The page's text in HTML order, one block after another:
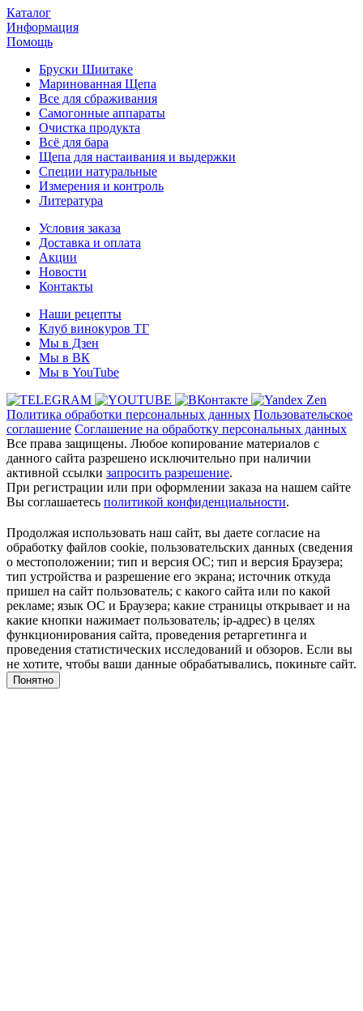
Каталог
Информация
Помощь
Бруски Шиитаке
Маринованная Щепа
Все для сбраживания
Самогонные аппараты
Очистка продукта
Всё для бара
Щепа для настаивания и выдержки
Специи натуральные
Измерения и контроль
Литература
Условия заказа
Доставка и оплата
Акции
Новости
Контакты
Наши рецепты
Клуб винокуров ТГ
Мы в Дзен
Мы в ВК
Мы в YouTube
Политика обработки персональных данных Пользовательское
соглашение Соглашение на обработку персональных данных
Все права защищены. Любое копирование материалов с
данного сайта разрешено исключительно при наличии
активной ссылки запросить разрешение.
При регистрации или при оформлении заказа на нашем сайте
Вы соглашаетесь политикой конфиденциальности.
Продолжая использовать наш сайт, вы даете согласие на
обработку файлов cookie, пользовательских данных (сведения
о местоположении; тип и версия ОС; тип и версия Браузера;
тип устройства и разрешение его экрана; источник откуда
пришел на сайт пользователь; с какого сайта или по какой
рекламе; язык ОС и Браузера; какие страницы открывает и на
какие кнопки нажимает пользователь; ip-адрес) в целях
функционирования сайта, проведения ретаргетинга и
проведения статистических исследований и обзоров. Если вы
не хотите, чтобы ваши данные обрабатывались, покиньте сайт.
Понятно